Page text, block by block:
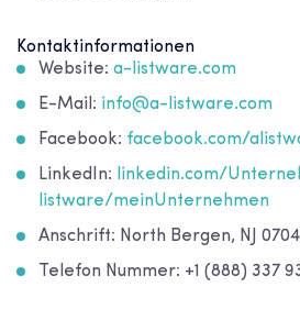
Kontaktinformationen
Website: a-listware.com
E-Mail: info@a-listware.com
Facebook: facebook.com/
LinkedIn:
linkedin.com/
listware/meinUnternehmen
Anschrift: North Bergen, NJ
Telefon Nummer: +1 (888) 337